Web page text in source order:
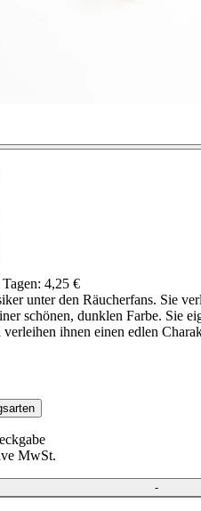
4,25 €
unter den Räucherfans. Sie
schönen, dunklen Farbe. Sie
ihnen einen edlen
MwSt.
-